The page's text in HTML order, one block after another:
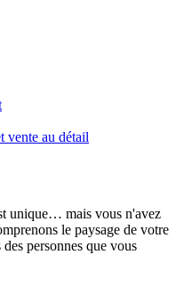
vente au détail
unique… mais vous n'avez
le paysage de votre
personnes que vous